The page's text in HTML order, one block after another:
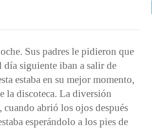
Sus padres le pidieron que
siguiente iban a salir de
estaba en su mejor momento,
la discoteca. La diversión
cuando abrió los ojos después
esperándolo a los pies de